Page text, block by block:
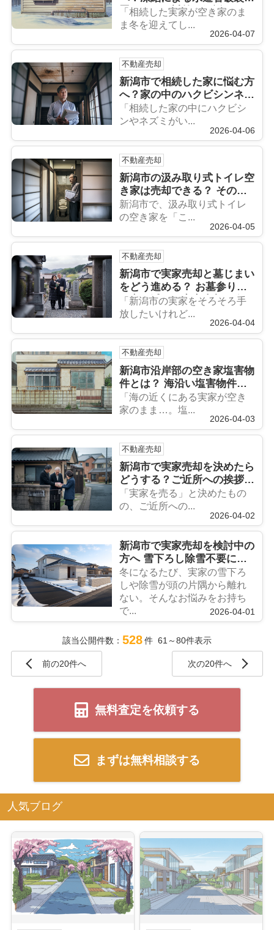
置リスクと対策を解説
「相続した実家が空き家のま
ま冬を迎えてし...
2026-04-07
不動産売却
新潟市で相続した家に悩む方
へ？家の中のハクビシンネズ
ミ被害と売却の流れを解説
「相続した家の中にハクビシ
ンやネズミがい...
2026-04-06
不動産売却
新潟市の汲み取り式トイレ空
き家は売却できる？ そのま
ま売却したい人向けの注意点
と進め方
新潟市で、汲み取り式トイレ
の空き家を「こ...
2026-04-05
不動産売却
新潟市で実家売却と墓じまい
をどう進める？ お墓参りの
不安を減らし実家売却を進め
る方法
「新潟市の実家をそろそろ手
放したいけれど...
2026-04-04
不動産売却
新潟市沿岸部の空き家塩害物
件とは？ 海沿い塩害物件の
売却方法と注意点を解説
「海の近くにある実家が空き
家のまま…。塩...
2026-04-03
不動産売却
新潟市で実家売却を決めたら
どうする？ご近所への挨拶と
町内会退会のタイミングを解
説
「実家を売る」と決めたもの
の、ご近所への...
2026-04-02
新潟市で実家売却を検討中の
方へ 雪下ろし除雪不要にな
るメリットを紹介
冬になるたび、実家の雪下ろ
しや除雪が頭の片隅から離れ
ない。そんなお悩みをお持ち
で...
2026-04-01
該当公開件数： 528件 61～80件表示
前の20件へ 次の20件へ
無料査定を依頼する
まずは無料相談する
人気ブログ